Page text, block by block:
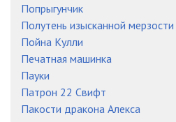
Попрыгунчик
Полутень изысканной мерзости
Пойна Кулли
Печатная машинка
Пауки
Патрон 22 Свифт
Пакости дракона Алекса